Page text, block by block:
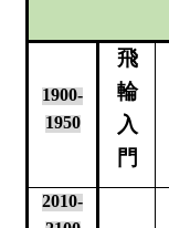
1900-
1950
飛
輪
入
門
2010-